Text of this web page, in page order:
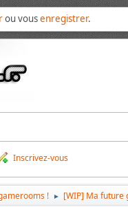
ou vousenregistrer.
Inscrivez-vous
! ► [WIP] Ma future